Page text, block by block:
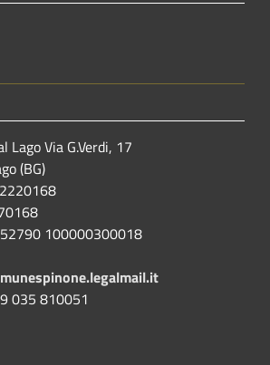
Lago Via G.Verdi, 17
(BG)
100000300018
035 810051